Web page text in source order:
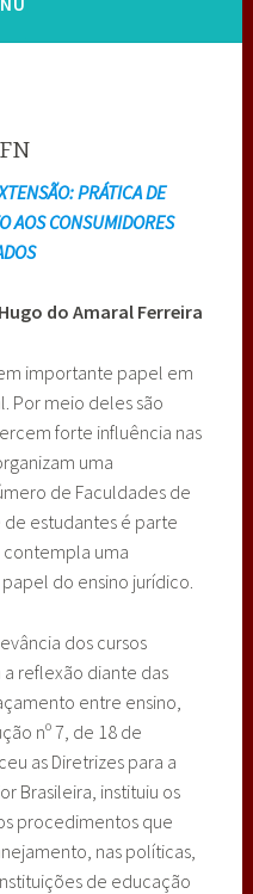
PRÁTICA DE
AOS CONSUMIDORES
do Amaral Ferreira
importante papel em
Por meio deles são
forte influência nas
uma
de Faculdades de
estudantes é parte
uma
do ensino jurídico.
dos cursos
a reflexão diante das
entre ensino,
nº 7, de 18 de
as Diretrizes para a
Brasileira, instituiu os
procedimentos que
nas políticas,
de educação